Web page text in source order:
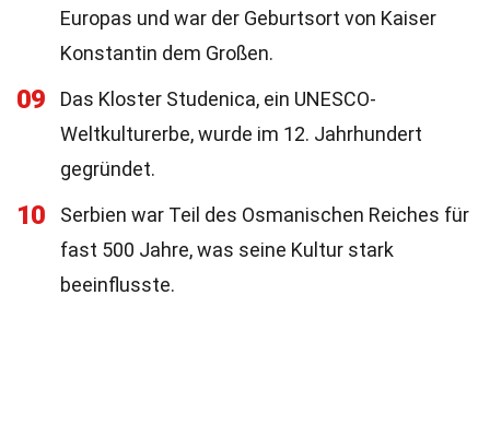
Europas und war der Geburtsort von Kaiser
Konstantin dem Großen.
09
Das Kloster Studenica, ein UNESCO-
Weltkulturerbe, wurde im 12. Jahrhundert
gegründet.
10
Serbien war Teil des Osmanischen Reiches für
fast 500 Jahre, was seine Kultur stark
beeinflusste.